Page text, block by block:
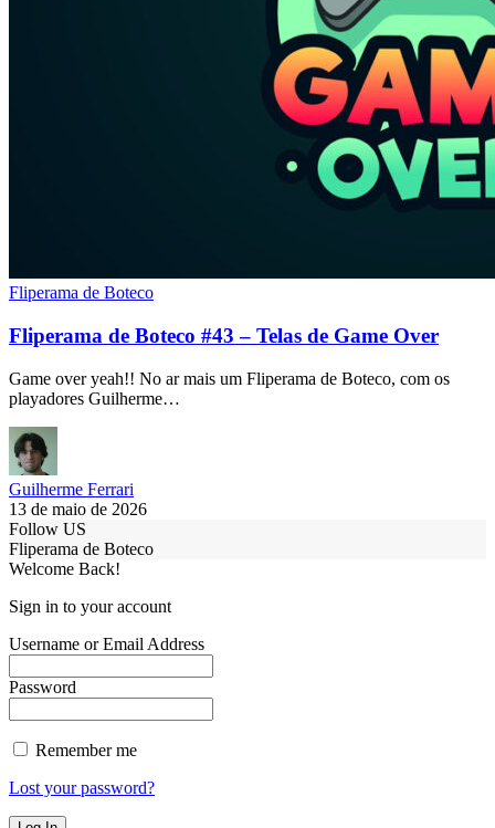
Fliperama de Boteco
Fliperama de Boteco #43 – Telas de Game Over
Game over yeah!! No ar mais um Fliperama de Boteco, com os
playadores Guilherme…
Guilherme Ferrari
13 de maio de 2026
Follow US
Fliperama de Boteco
Welcome Back!
Sign in to your account
Username or Email Address
Password
Remember me
Lost your password?